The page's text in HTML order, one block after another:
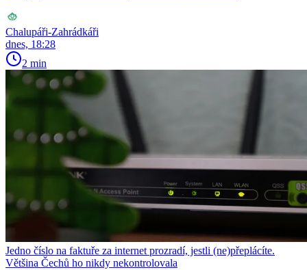
Chalupáři-Zahrádkáři
dnes, 18:28
2 min
Jedno číslo na faktuře za internet prozradí, jestli (ne)přeplácíte.
Většina Čechů ho nikdy nekontrolovala